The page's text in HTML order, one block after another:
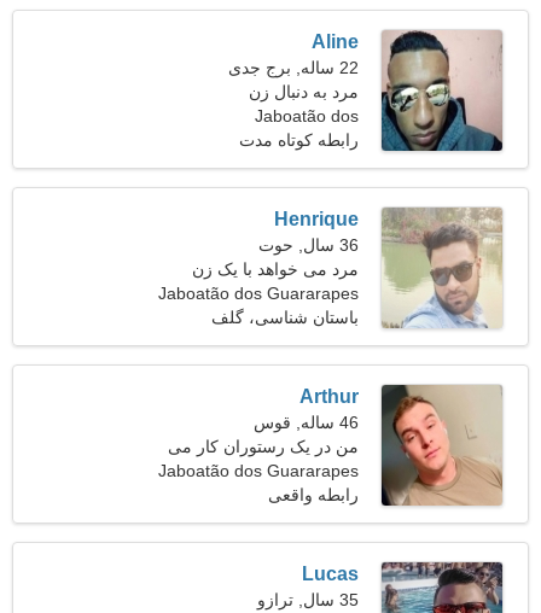
Aline
22 ساله, برج جدی
مرد به دنبال زن
Jaboatão dos
Guararapes، برزیل
رابطه کوتاه مدت
Henrique
36 سال, حوت
مرد می خواهد با یک زن
ملاقات کند
Jaboatão dos Guararapes
باستان شناسی، گلف
Arthur
46 ساله, قوس
من در یک رستوران کار می
کنم، به یک زن احساسی نیاز
دارم
Jaboatão dos Guararapes
رابطه واقعی
Lucas
35 سال, ترازو